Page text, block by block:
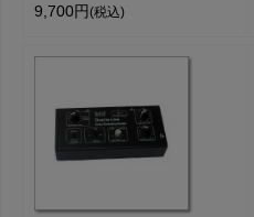
9,700円(税込)